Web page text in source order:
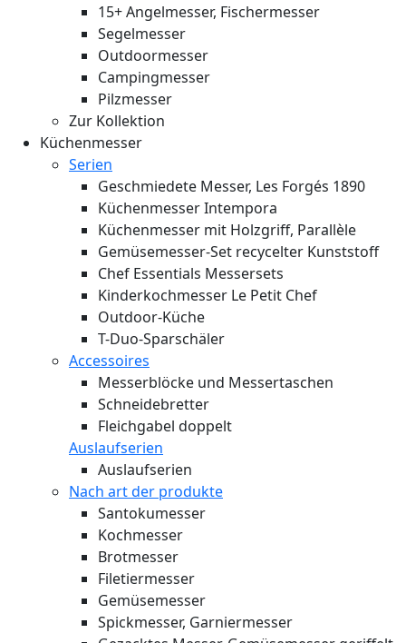
15+ Angelmesser, Fischermesser
Segelmesser
Outdoormesser
Campingmesser
Pilzmesser
Zur Kollektion
Küchenmesser
Serien
Geschmiedete Messer, Les Forgés 1890
Küchenmesser Intempora
Küchenmesser mit Holzgriff, Parallèle
Gemüsemesser-Set recycelter Kunststoff
Chef Essentials Messersets
Kinderkochmesser Le Petit Chef
Outdoor-Küche
T-Duo-Sparschäler
Accessoires
Messerblöcke und Messertaschen
Schneidebretter
Fleichgabel doppelt
Auslaufserien
Auslaufserien
Nach art der produkte
Santokumesser
Kochmesser
Brotmesser
Filetiermesser
Gemüsemesser
Spickmesser, Garniermesser